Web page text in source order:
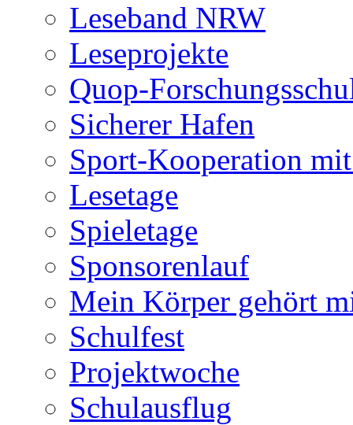
Leseband NRW
Leseprojekte
Quop-
Sicherer Hafen
Sport-Kooperation
Lesetage
Spieletage
Sponsorenlauf
Mein Körper gehört
Schulfest
Projektwoche
Schulausflug